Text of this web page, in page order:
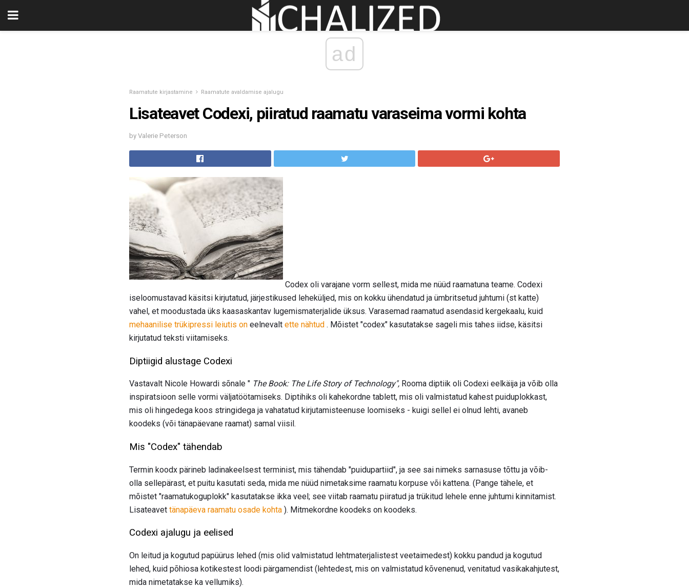
ad
Raamatute kirjastamine Raamatute avaldamise ajalugu
Lisateavet Codexi, piiratud raamatu varaseima vormi kohta
by Valerie Peterson
Codex oli varajane vorm sellest, mida me nüüd raamatuna teame. Codexi
iseloomustavad käsitsi kirjutatud, järjestikused leheküljed, mis on kokku ühendatud ja ümbritsetud juhtumi (st katte)
vahel, et moodustada üks kaasaskantav lugemismaterjalide üksus. Varasemad raamatud asendasid kergekaalu, kuid
mehaanilise trükipressi leiutis on eelnevalt ette nähtud . Mõistet "codex" kasutatakse sageli mis tahes iidse, käsitsi
kirjutatud teksti viitamiseks.
Diptiigid alustage Codexi
Vastavalt Nicole Howardi sõnale " The Book: The Life Story of Technology", Rooma diptiik oli Codexi eelkäija ja võib olla
inspiratsioon selle vormi väljatöötamiseks. Diptihiks oli kahekordne tablett, mis oli valmistatud kahest puiduplokkast,
mis oli hingedega koos stringidega ja vahatatud kirjutamisteenuse loomiseks - kuigi sellel ei olnud lehti, avaneb
koodeks (või tänapäevane raamat) samal viisil.
Mis "Codex" tähendab
Termin koodx pärineb ladinakeelsest terminist, mis tähendab "puidupartiid", ja see sai nimeks sarnasuse tõttu ja võib-
olla sellepärast, et puitu kasutati seda, mida me nüüd nimetaksime raamatu korpuse või kattena. (Pange tähele, et
mõistet "raamatukoguplokk" kasutatakse ikka veel; see viitab raamatu piiratud ja trükitud lehele enne juhtumi kinnitamist.
Lisateavet tänapäeva raamatu osade kohta ). Mitmekordne koodeks on koodeks.
Codexi ajalugu ja eelised
On leitud ja kogutud papüürus lehed (mis olid valmistatud lehtmaterjalistest veetaimedest) kokku pandud ja kogutud
lehed, kuid põhiosa kotikestest loodi pärgamendist (lehtedest, mis on valmistatud kõvenenud, venitatud vasikakahjutest,
mida nimetatakse ka vellumiks).